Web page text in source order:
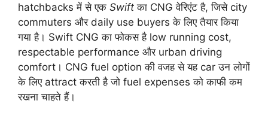
hatchbacks में से एक Swift का CNG वेरिएंट है, जिसे city
commuters और daily use buyers के लिए तैयार किया
गया है। Swift CNG का फोकस है low running cost,
respectable performance और urban driving
comfort। CNG fuel option की वजह से यह car उन लोगों
के लिए attract करती है जो fuel expenses को काफी कम
रखना चाहते हैं।